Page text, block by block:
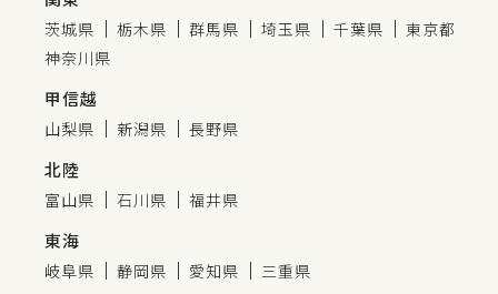
茨城県 栃木県 群馬県 埼玉県 千葉県
東京都
神奈川県
甲信越
山梨県 新潟県 長野県
北陸
富山県 石川県 福井県
東海
岐阜県 静岡県 愛知県 三重県